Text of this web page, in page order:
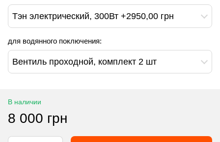
Тэн электрический, 300Вт +2950,00 грн
для водянного поключения:
Вентиль проходной, комплект 2 шт
В наличии
8 000 грн